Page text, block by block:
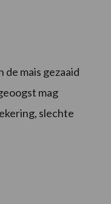
de mais gezaaid
mag
slechte